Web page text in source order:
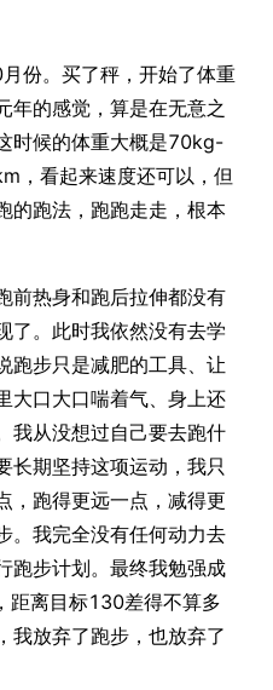
份。买了秤，开始了体重
年的感觉，算是在无意之
时候的体重大概是70kg-
，看起来速度还可以，但
的跑法，跑跑走走，根本
前热身和跑后拉伸都没有
了。此时我依然没有去学
跑步只是减肥的工具、让
大口大口喘着气、身上还
我从没想过自己要去跑什
长期坚持这项运动，我只
，跑得更远一点，减得更
。我完全没有任何动力去
跑步计划。最终我勉强成
距离目标130差得不算多
我放弃了跑步，也放弃了